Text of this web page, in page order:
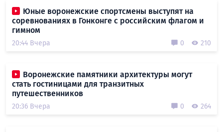
Юные воронежские спортсмены выступят на
соревнованиях в Гонконге с российским флагом и
гимном
20:44 Вчера 0 210
Воронежские памятники архитектуры могут
стать гостиницами для транзитных
путешественников
20:36 Вчера 0 264